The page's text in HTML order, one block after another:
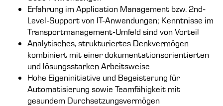
Erfahrung im Application Management bzw. 2nd-
Level-Support von IT-Anwendungen; Kenntnisse im
Transportmanagement-Umfeld sind von Vorteil
Analytisches, strukturiertes Denkvermögen
kombiniert mit einer dokumentationsorientierten
und lösungsstarken Arbeitsweise
Hohe Eigeninitiative und Begeisterung für
Automatisierung sowie Teamfähigkeit mit
gesundem Durchsetzungsvermögen